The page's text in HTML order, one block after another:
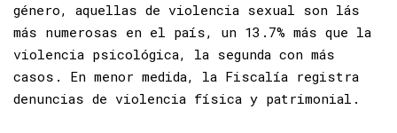
género, aquellas de violencia sexual son lás
más numerosas en el país, un 13.7% más que la
violencia psicológica, la segunda con más
casos. En menor medida, la Fiscalía registra
denuncias de violencia física y patrimonial.